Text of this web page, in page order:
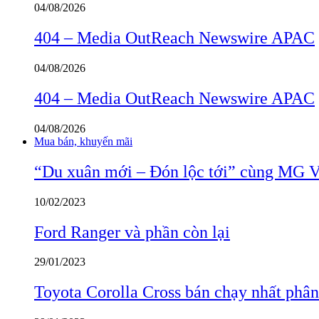
04/08/2026
404 – Media OutReach Newswire APAC
04/08/2026
404 – Media OutReach Newswire APAC
04/08/2026
Mua bán, khuyến mãi
“Du xuân mới – Đón lộc tới” cùng MG
10/02/2023
Ford Ranger và phần còn lại
29/01/2023
Toyota Corolla Cross bán chạy nhất